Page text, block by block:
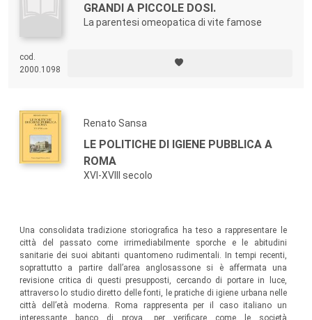
GRANDI A PICCOLE DOSI.
La parentesi omeopatica di vite famose
cod.
2000.1098
Renato Sansa
LE POLITICHE DI IGIENE PUBBLICA A
ROMA
XVI-XVIII secolo
Una consolidata tradizione storiografica ha teso a rappresentare le
città del passato come irrimediabilmente sporche e le abitudini
sanitarie dei suoi abitanti quantomeno rudimentali. In tempi recenti,
soprattutto a partire dall’area anglosassone si è affermata una
revisione critica di questi presupposti, cercando di portare in luce,
attraverso lo studio diretto delle fonti, le pratiche di igiene urbana nelle
città dell’età moderna. Roma rappresenta per il caso italiano un
interessante banco di prova, per verificare come le società